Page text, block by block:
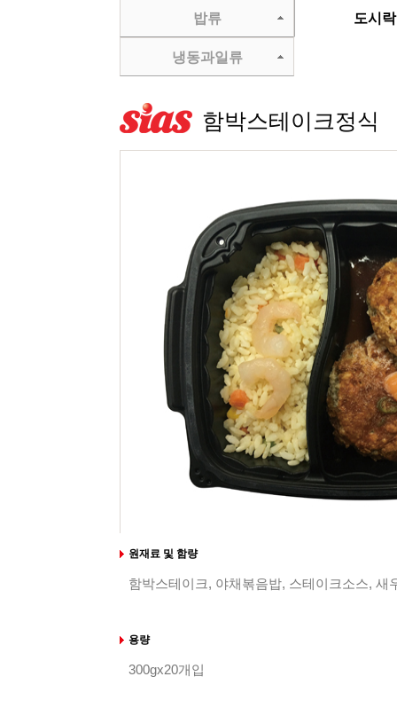
밥류 도시
냉동과일류
함박스테이크정식
원재료 및 함량
함박스테이크, 야채볶음밥, 스테이크소스, 새
용량
300gx20개입